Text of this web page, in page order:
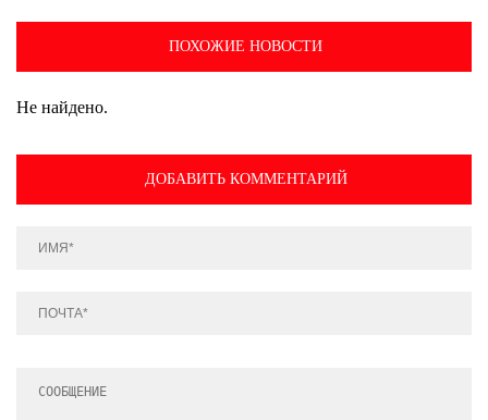
ПОХОЖИЕ НОВОСТИ
Не найдено.
ДОБАВИТЬ КОММЕНТАРИЙ